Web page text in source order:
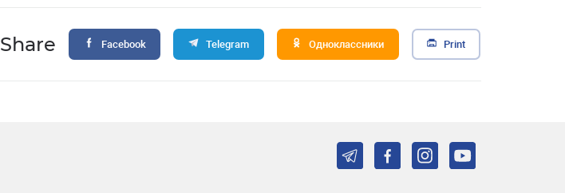
Share Facebook Telegram Одноклассники Print